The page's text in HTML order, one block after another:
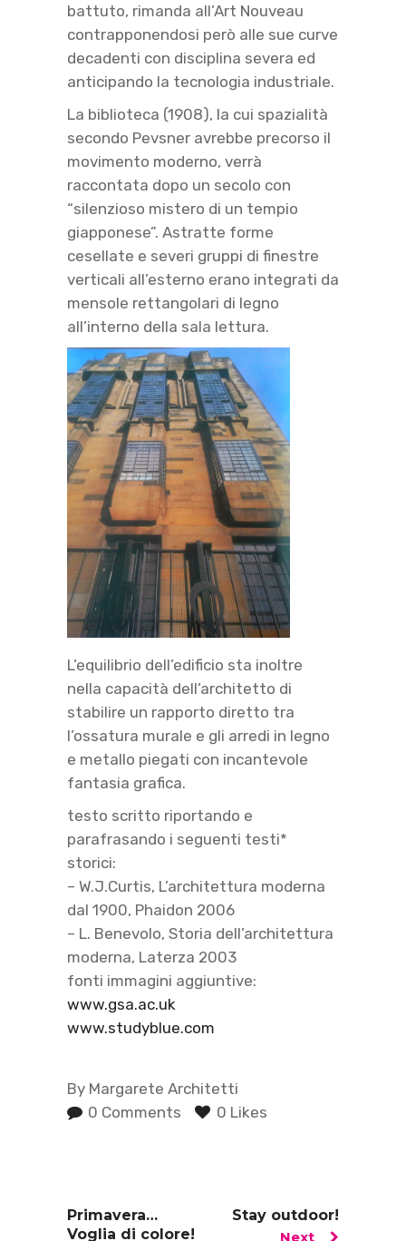
battuto, rimanda all’Art Nouveau
contrapponendosi però alle sue curve
decadenti con disciplina severa ed
anticipando la tecnologia industriale.
La biblioteca (1908), la cui spazialità
secondo Pevsner avrebbe precorso il
movimento moderno, verrà
raccontata dopo un secolo con
“silenzioso mistero di un tempio
giapponese”. Astratte forme
cesellate e severi gruppi di finestre
verticali all’esterno erano integrati da
mensole rettangolari di legno
all’interno della sala lettura.
L’equilibrio dell’edificio sta inoltre
nella capacità dell’architetto di
stabilire un rapporto diretto tra
l’ossatura murale e gli arredi in legno
e metallo piegati con incantevole
fantasia grafica.
testo scritto riportando e
parafrasando i seguenti testi*
storici:
– W.J.Curtis, L’architettura moderna
dal 1900, Phaidon 2006
– L. Benevolo, Storia dell’architettura
moderna, Laterza 2003
fonti immagini aggiuntive:
www.gsa.ac.uk
www.studyblue.com
By Margarete Architetti
0 Comments
0 Likes
Primavera…
Voglia di colore!
Stay outdoor!
Next